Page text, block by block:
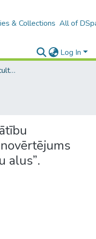
& Collections All of
Log In
B4 – LU fakultātes / Faculties of the UL
alus”.